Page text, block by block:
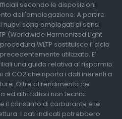
secondo le disposizioni
dell'omologazione. A partire
nuovi sono omologati ai sensi
(Worldwide Harmonized Light
WLTP sostituisce il ciclo
utilizzata. E’
una guida relativa al risparmio
di CO2 che riporta i dati inerenti a
Oltre al rendimento del
ed altri fattori non tecnici
il consumo di carburante e le
I dati indicati potrebbero